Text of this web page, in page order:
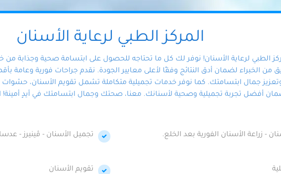
المركز الطبي لرعاية الأسنان
الطبي لرعاية الأسنان! نوفر لك كل ما تحتاجه للحصول على ابتسامة صحية وجذابة
من الخبراء لضمان أدق النتائج وفقًا لأعلى معايير الجودة. نقدم جراحات فورية وعامة
جمال ابتسامتك. كما نوفر خدمات تجميلية متكاملة تشمل تقويم الأسنان، حشوات
أفضل تجربة تجميلية وصحية لأسنانك. معنا، صحتك وجمال ابتسامتك في أيدٍ أمينة!
- زراعة الأسنان الفورية بعد الخلع. تجميل الأسنان - ڤينيرز -
تقويم الأسنان